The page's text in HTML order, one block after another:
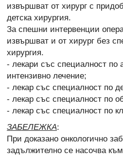
извършват от хирург с
детска хирургия.
За спешни интервенции
извършват и от хирург без
хирургия.
- лекари със специалност по
интензивно лечение;
- лекар със специалност по
- лекар със специалност по
- лекар със специалност по
ЗАБЕЛЕЖКА:
При доказано онкологично
задължително се насочва